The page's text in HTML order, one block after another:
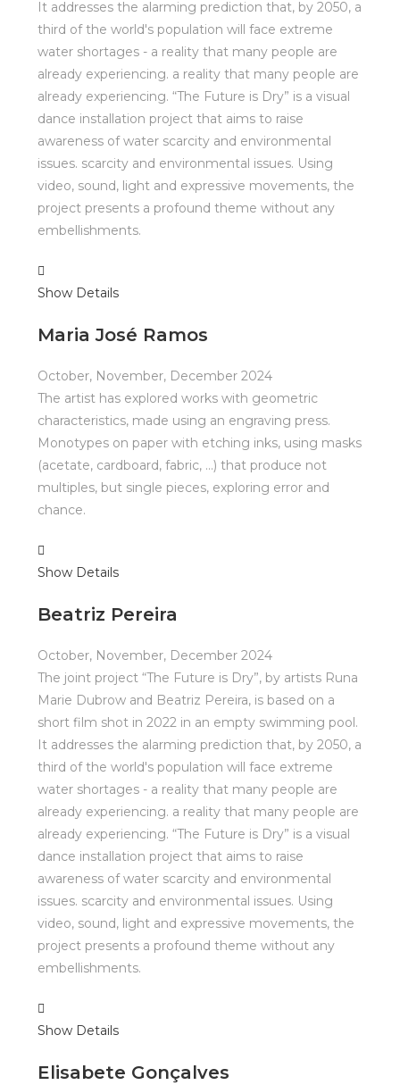
It addresses the alarming prediction that, by 2050, a
third of the world's population will face extreme
water shortages - a reality that many people are
already experiencing. a reality that many people are
already experiencing. “The Future is Dry” is a visual
dance installation project that aims to raise
awareness of water scarcity and environmental
issues. scarcity and environmental issues. Using
video, sound, light and expressive movements, the
project presents a profound theme without any
embellishments.
Show Details
Maria José Ramos
October, November, December 2024
The artist has explored works with geometric
characteristics, made using an engraving press.
Monotypes on paper with etching inks, using masks
(acetate, cardboard, fabric, ...) that produce not
multiples, but single pieces, exploring error and
chance.
Show Details
Beatriz Pereira
October, November, December 2024
The joint project “The Future is Dry”, by artists Runa
Marie Dubrow and Beatriz Pereira, is based on a
short film shot in 2022 in an empty swimming pool.
It addresses the alarming prediction that, by 2050, a
third of the world's population will face extreme
water shortages - a reality that many people are
already experiencing. a reality that many people are
already experiencing. “The Future is Dry” is a visual
dance installation project that aims to raise
awareness of water scarcity and environmental
issues. scarcity and environmental issues. Using
video, sound, light and expressive movements, the
project presents a profound theme without any
embellishments.
Show Details
Elisabete Gonçalves